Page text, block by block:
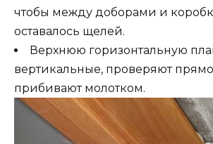
чтобы между доборами и
оставалось щелей.
Верхнюю горизонтальную
вертикальные, проверяют
прибивают молотком.